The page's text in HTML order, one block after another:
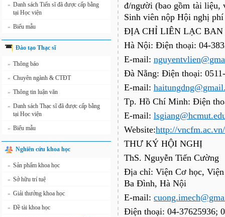
» Danh sách Tiến sĩ đã được cấp bằng
tại Học viện
» Biểu mẫu
Đào tạo Thạc sĩ
» Thông báo
» Chuyên ngành & CTĐT
» Thông tin luận văn
» Danh sách Thạc sĩ đã được cấp bằng
tại Học viện
» Biểu mẫu
Nghiên cứu khoa học
» Sản phẩm khoa học
» Sở hữu trí tuệ
» Giải thưởng khoa học
» Đề tài khoa học
đ/người (bao gồm tài liệu,
Sinh viên nộp Hội nghị
ĐỊA CHỈ LIÊN LẠC BAN
Hà Nội: Điện thoại: 04-
E-mail:
Đà Nẵng: Điện thoại:
E-mail:
Tp. Hồ Chí Minh: Điện
E-mail:
Website:http://vncfm.ac.vn/
THƯ KÝ HỘI NGHỊ
ThS. Nguyễn Tiến Cường
Địa chỉ: Viện Cơ học,
Ba Đình, Hà Nội
E-mail:
Điện thoại: 04-37625936;